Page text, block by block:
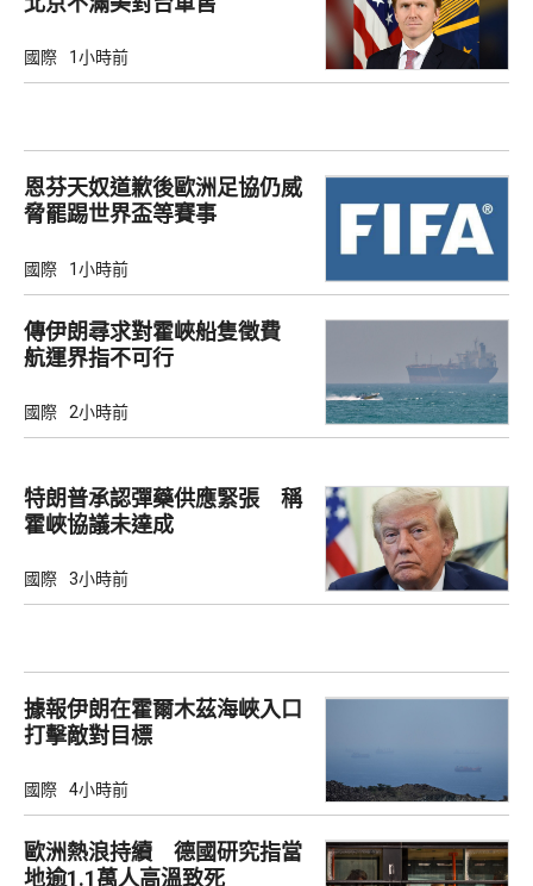
國際 1小時前
恩芬天奴道歉後歐洲足協仍威
脅罷踢世界盃等賽事
國際 1小時前
傳伊朗尋求對霍峽船隻徵費
航運界指不可行
國際 2小時前
特朗普承認彈藥供應緊張 稱
霍峽協議未達成
國際 3小時前
據報伊朗在霍爾木茲海峽入口
打擊敵對目標
國際 4小時前
歐洲熱浪持續 德國研究指當
地逾1.1萬人高溫致死